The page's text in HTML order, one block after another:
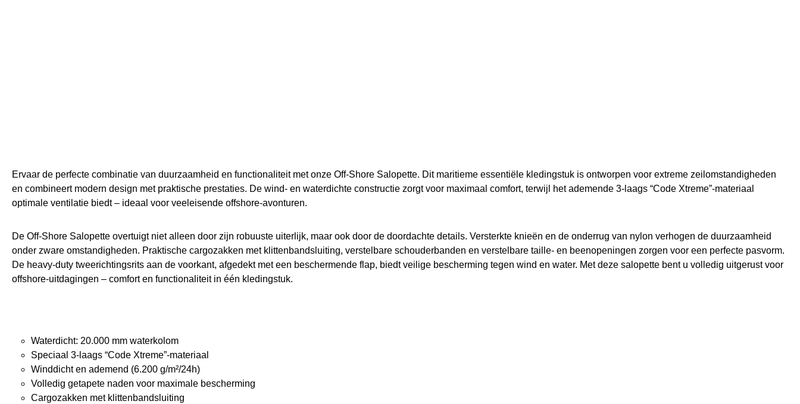
Ervaar de perfecte combinatie van duurzaamheid en functionaliteit met onze Off-Shore Salopette. Dit maritieme essentiële kledingstuk is ontworpen voor extreme zeilomstandigheden
en combineert modern design met praktische prestaties. De wind- en waterdichte constructie zorgt voor maximaal comfort, terwijl het ademende 3-laags “Code Xtreme”-materiaal
optimale ventilatie biedt – ideaal voor veeleisende offshore-avonturen.
De Off-Shore Salopette overtuigt niet alleen door zijn robuuste uiterlijk, maar ook door de doordachte details. Versterkte knieën en de onderrug van nylon verhogen de duurzaamheid
onder zware omstandigheden. Praktische cargozakken met klittenbandsluiting, verstelbare schouderbanden en verstelbare taille- en beenopeningen zorgen voor een perfecte pasvorm.
De heavy-duty tweerichtingsrits aan de voorkant, afgedekt met een beschermende flap, biedt veilige bescherming tegen wind en water. Met deze salopette bent u volledig uitgerust voor
offshore-uitdagingen – comfort en functionaliteit in één kledingstuk.
Waterdicht: 20.000 mm waterkolom
Speciaal 3-laags “Code Xtreme”-materiaal
Winddicht en ademend (6.200 g/m²/24h)
Volledig getapete naden voor maximale bescherming
Cargozakken met klittenbandsluiting